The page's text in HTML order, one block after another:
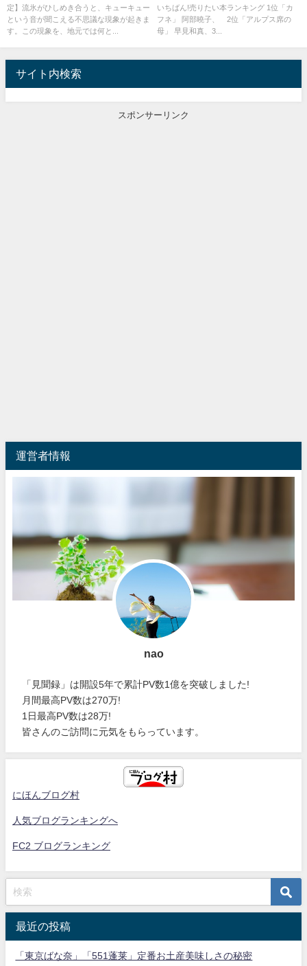
定】流氷がひしめき合うと、キューキュー
という音が聞こえる不思議な現象が起きま
す。この現象を、地元では何と...
いちばん!売りたい本ランキング 1位「カ
フネ」 阿部曉子、 2位「アルプス席の
母」 早見和真、3...
サイト内検索
スポンサーリンク
運営者情報
nao
「見聞録」は開設5年で累計PV数1億を突破しました!
月間最高PV数は270万!
1日最高PV数は28万!
皆さんのご訪問に元気をもらっています。
にほんブログ村
人気ブログランキングへ
FC2 ブログランキング
最近の投稿
「東京ばな奈」「551蓬莱」定番お土産美味しさの秘密